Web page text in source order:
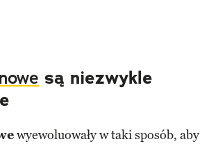
są niezwykle
wyewoluowały w taki sposób, aby